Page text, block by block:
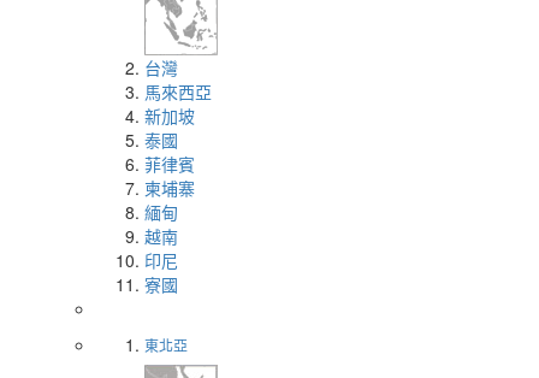
台灣
馬來西亞
新加坡
泰國
菲律賓
柬埔寨
緬甸
越南
印尼
寮國
東北亞